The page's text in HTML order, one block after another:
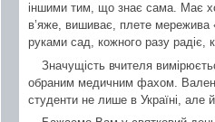
іншими тим, що знає сама. Має
в’яже, вишиває, плете мережива
руками сад, кожного разу радіє,
Значущість вчителя
обраним медичним фахом.
студенти не лише в Україні, але